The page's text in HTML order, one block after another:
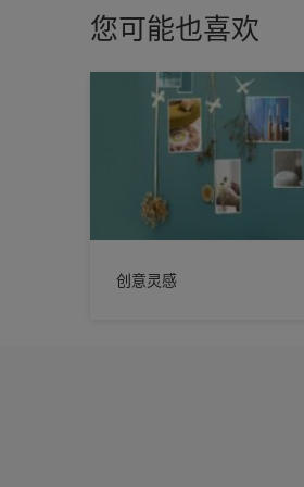
您可能也喜欢
创意灵感